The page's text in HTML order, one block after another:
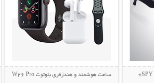
ساعت هوشمند و هندزفری بلوتوث W26 Pro